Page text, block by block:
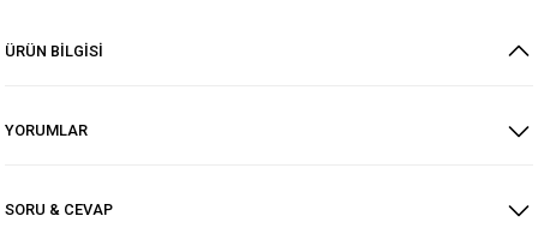
ÜRÜN BİLGİSİ
YORUMLAR
SORU & CEVAP